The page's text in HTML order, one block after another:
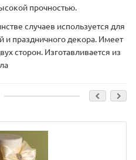
прочностью.
случаев используется для
и праздничного декора. Имеет
сторон. Изготавливается из